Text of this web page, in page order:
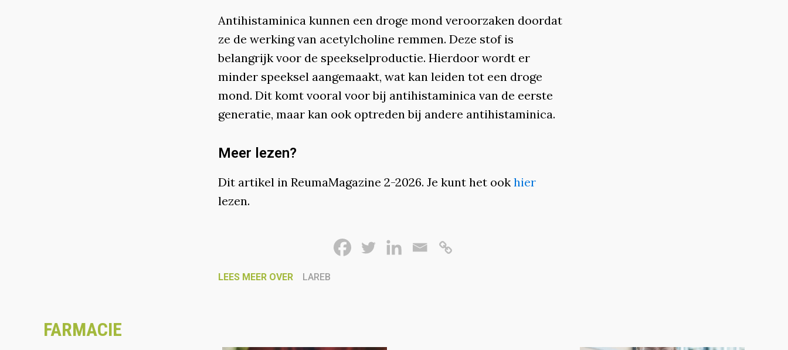
Antihistaminica kunnen een droge mond veroorzaken doordat
ze de werking van acetylcholine remmen. Deze stof is
belangrijk voor de speekselproductie. Hierdoor wordt er
minder speeksel aangemaakt, wat kan leiden tot een droge
mond. Dit komt vooral voor bij antihistaminica van de eerste
generatie, maar kan ook optreden bij andere antihistaminica.
Meer lezen?
Dit artikel in ReumaMagazine 2-2026. Je kunt het ook hier
lezen.
LEES MEER OVER LAREB
FARMACIE